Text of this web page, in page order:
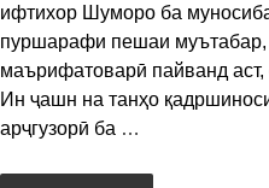
ифтихор Шуморо ба
пуршарафи пешаи муътабар,
маърифатоварӣ пайванд
Ин ҷашн на танҳо
арҷгузорӣ ба …